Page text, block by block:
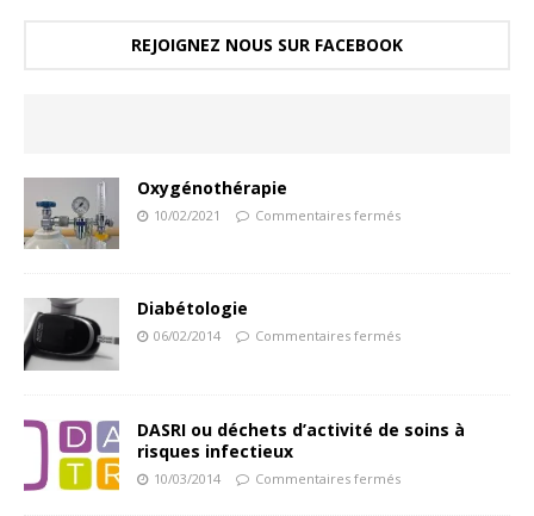
REJOIGNEZ NOUS SUR FACEBOOK
Oxygénothérapie
10/02/2021 Commentaires fermés
Diabétologie
06/02/2014 Commentaires fermés
DASRI ou déchets d’activité de soins à
risques infectieux
10/03/2014 Commentaires fermés